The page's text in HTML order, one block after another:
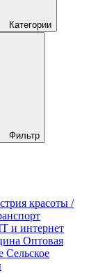
Категории
Фильтр
красоты /
и интернет
Оптовая
Сельское